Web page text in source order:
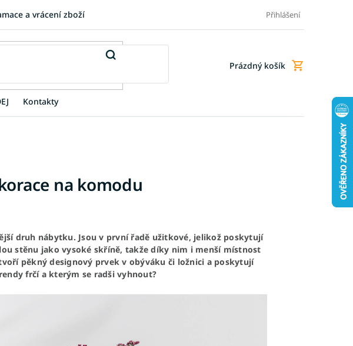
a vrácení zboží Obchodní podmínky
Přihlášení
Nákupní
Prázdný košík
Kontakty
na komodu
druh nábytku. Jsou v první řadě užitkové, jelikož poskytují
stěnu jako vysoké skříně, takže díky nim i menší místnost
pěkný designový prvek v obýváku či ložnici a poskytují
frčí a kterým se radši vyhnout?